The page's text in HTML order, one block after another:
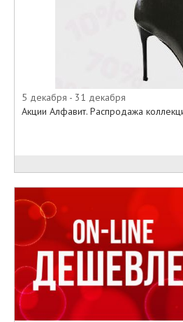
• Спортивная зимняя обувь
• Сандалии
• Туфли
• Кеды и кроссовки
выбирайте из специального
онлайн-каталога на официальном
сайте Алфавит все то, о чем так
долго мечтали по минимальным
ценам.
5 декабря - 31 декабря
Акции Алфавит. Распродажа